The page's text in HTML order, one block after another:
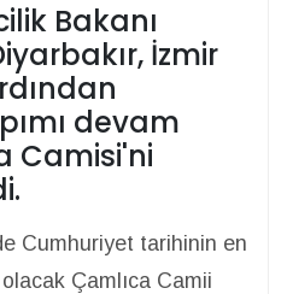
Bakanı
İzmir
devam
Camisi'ni
Cumhuriyet tarihinin en
Çamlıca Camii